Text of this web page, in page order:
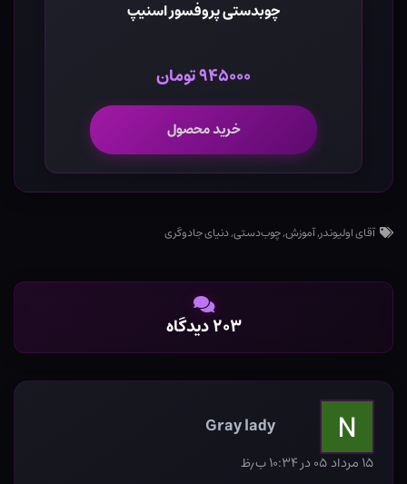
چوبدستی پروفسور اسنیپ
۹۴۵۰۰۰ تومان
خرید محصول
آقای اولیوندر,آموزش,چوب‌دستی,دنیای جادوگری
۲۰۳ دیدگاه
Gray lady
۱۵ مرداد ۰۵ در ۱۰:۳۴ ب٫ظ